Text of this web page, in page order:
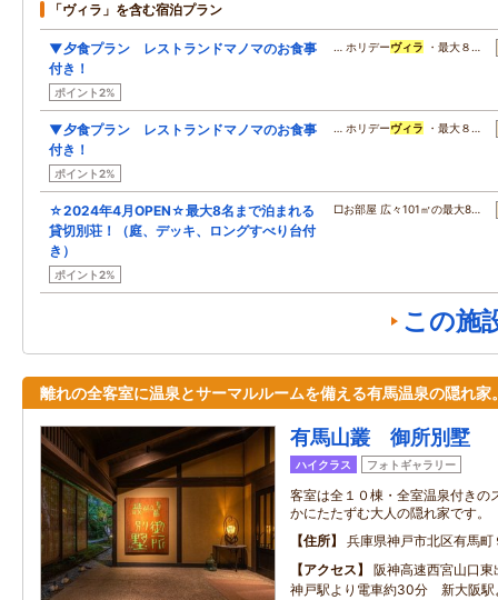
「ヴィラ」を含む宿泊プラン
▼夕食プラン レストランドマノマのお食事
付き！
ポイント2%
… ホリデーヴィラ ・最大８…
▼夕食プラン レストランドマノマのお食事
付き！
ポイント2%
… ホリデーヴィラ ・最大８…
☆2024年4月OPEN☆最大8名まで泊まれる
貸切別荘！（庭、デッキ、ロングすべり台付
き）
ポイント2%
□お部屋 広々101㎡の最大8…
この施
離れの全客室に温泉とサーマルルームを備える有馬温泉の隠れ家
有馬山叢 御所別墅
ハイクラス フォトギャラリー
客室は全１０棟・全室温泉付きの
かにたたずむ大人の隠れ家です。
住所
兵庫県神戸市北区有馬町
アクセス
阪神高速西宮山口
神戸駅より電車約30分 新大阪駅